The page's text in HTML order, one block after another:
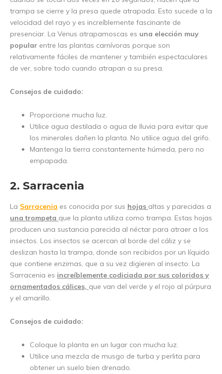
trampa se cierre y la presa quede atrapada. Esto sucede a la
velocidad del rayo y es increíblemente fascinante de
presenciar. La Venus atrapamoscas es una elección muy
popular entre las plantas carnívoras porque son
relativamente fáciles de mantener y también espectaculares
de ver, sobre todo cuando atrapan a su presa.
Consejos de cuidado:
Proporcione mucha luz.
Utilice agua destilada o agua de lluvia para evitar que
los minerales dañen la planta. No utilice agua del grifo.
Mantenga la tierra constantemente húmeda, pero no
empapada.
2. Sarracenia
La Sarracenia es conocida por sus hojas altas y parecidas a
una trompeta que la planta utiliza como trampa. Estas hojas
producen una sustancia parecida al néctar para atraer a los
insectos. Los insectos se acercan al borde del cáliz y se
deslizan hasta la trampa, donde son recibidos por un líquido
que contiene enzimas, que a su vez digieren al insecto. La
Sarracenia es increíblemente codiciada por sus coloridos y
ornamentados cálices, que van del verde y el rojo al púrpura
y el amarillo.
Consejos de cuidado:
Coloque la planta en un lugar con mucha luz.
Utilice una mezcla de musgo de turba y perlita para
obtener un suelo bien drenado.